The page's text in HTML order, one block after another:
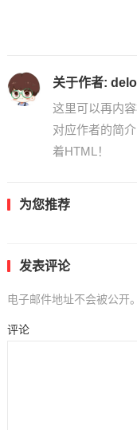
关于作者:
这里可以再内
对应作者的简
着HTML！
为您推荐
发表评论
电子邮件地址不会被公开。
评论